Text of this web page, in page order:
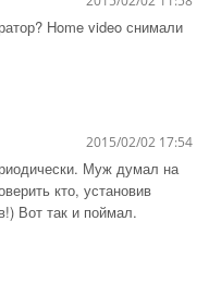
Home video снимали
2015/02/02 17:54
Муж думал на
кто, установив
Вот так и поймал.